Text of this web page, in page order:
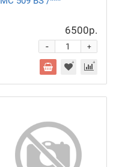
6500р.
+
-